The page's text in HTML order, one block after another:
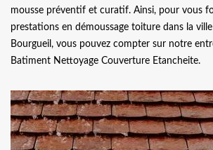
mousse préventif et curatif. Ainsi, pour vous
prestations en démoussage toiture dans la
Bourgueil, vous pouvez compter sur notre
Batiment Nettoyage Couverture Etancheite.